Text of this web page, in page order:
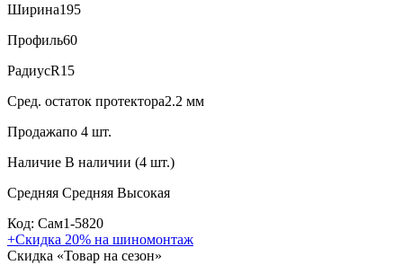
Ширина195
Профиль60
РадиусR15
Сред. остаток протектора2.2 мм
Продажапо 4 шт.
Наличие В наличии (4 шт.)
Средняя Средняя Высокая
Код: Сам1-5820
+Скидка 20% на шиномонтаж
Скидка «Товар на сезон»